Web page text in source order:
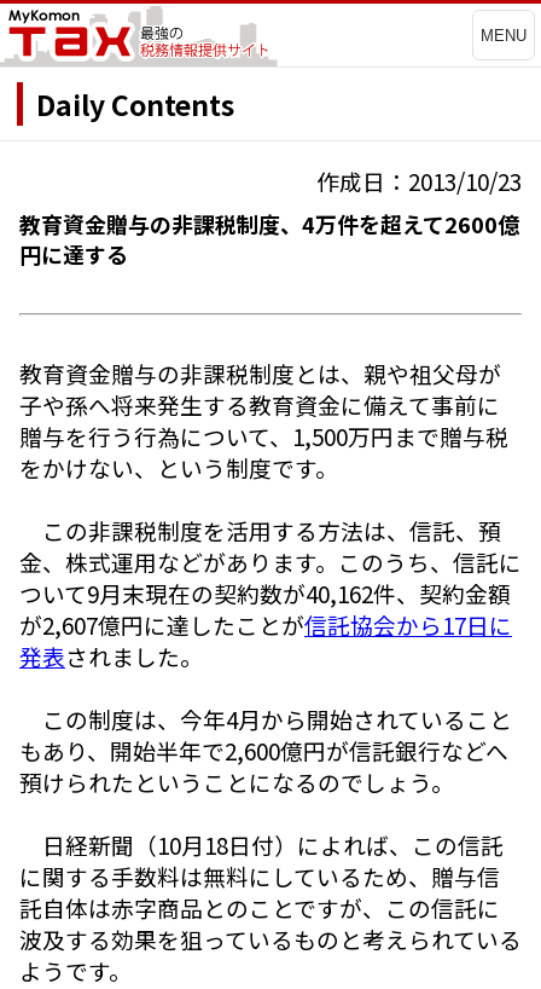
MENU
Daily Contents
作成日：2013/10/23
教育資金贈与の非課税制度、4万件を超えて2600億
円に達する
教育資金贈与の非課税制度とは、親や祖父母が
子や孫へ将来発生する教育資金に備えて事前に
贈与を行う行為について、1,500万円まで贈与税
をかけない、という制度です。
この非課税制度を活用する方法は、信託、預
金、株式運用などがあります。このうち、信託に
ついて9月末現在の契約数が40,162件、契約金額
が2,607億円に達したことが信託協会から17日に
発表されました。
この制度は、今年4月から開始されていること
もあり、開始半年で2,600億円が信託銀行などへ
預けられたということになるのでしょう。
日経新聞（10月18日付）によれば、この信託
に関する手数料は無料にしているため、贈与信
託自体は赤字商品とのことですが、この信託に
波及する効果を狙っているものと考えられている
ようです。